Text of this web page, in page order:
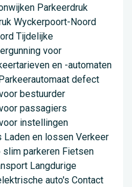
Parkeerdruk
Wyckerpoort-Noord
Tijdelijke
voor
en -automaten
defect
bestuurder
passagiers
instellingen
Laden en lossen Verkeer
slim parkeren Fietsen
Langdurige
auto's Contact